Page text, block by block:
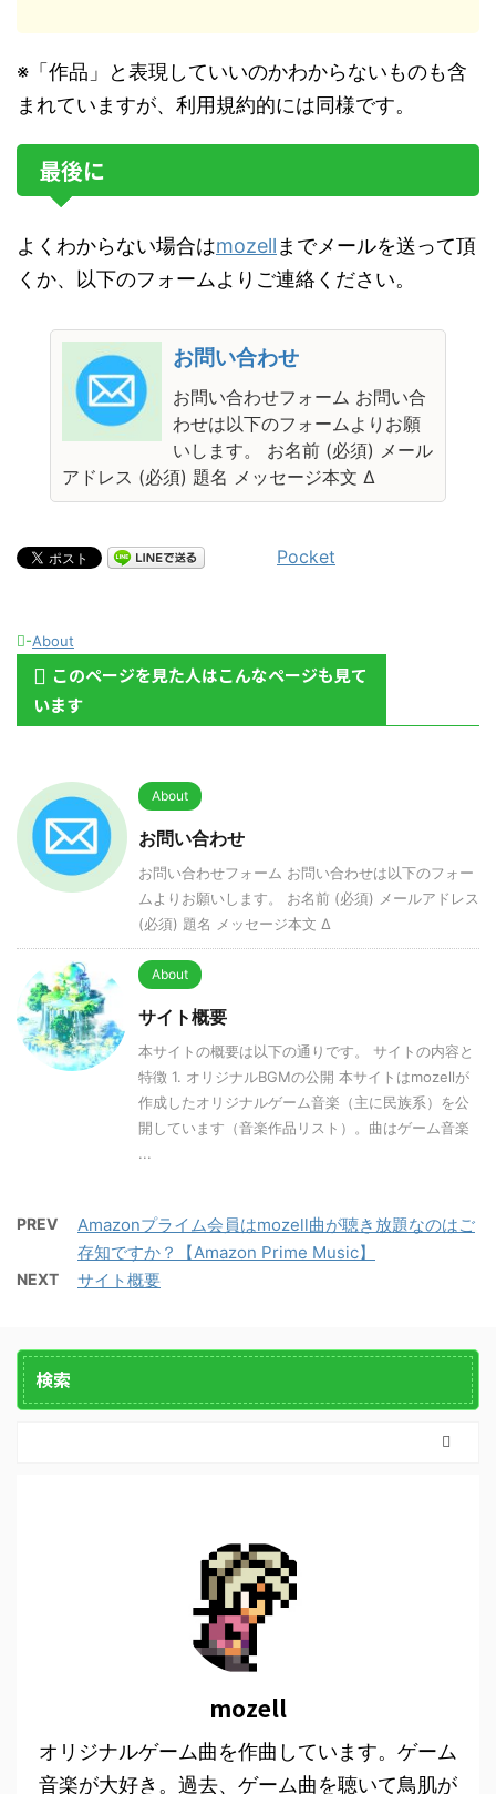
※「作品」と表現していいのかわからないものも含
まれていますが、利用規約的には同様です。
最後に
よくわからない場合はmozell までメールを送って頂
くか、以下のフォームよりご連絡ください。
お問い合わせ
お問い合わせフォーム お問い合
わせは以下のフォームよりお願
いします。 お名前 (必須) メール
アドレス (必須) 題名 メッセージ本文 Δ
Pocket
-About
このページを見た人はこんなページも見て
います
About
お問い合わせ
お問い合わせフォーム お問い合わせは以下のフォー
ムよりお願いします。 お名前 (必須) メールアドレス
(必須) 題名 メッセージ本文 Δ
About
サイト概要
本サイトの概要は以下の通りです。 サイトの内容と
特徴 1. オリジナルBGMの公開 本サイトはmozellが
作成したオリジナルゲーム音楽（主に民族系）を公
開しています（音楽作品リスト）。曲はゲーム音楽
...
PREV
Amazonプライム会員はmozell曲が聴き放題なのはご
存知ですか？【Amazon Prime Music】
NEXT サイト概要
検索
mozell
オリジナルゲーム曲を作曲しています。ゲーム
音楽が大好き。過去、ゲーム曲を聴いて鳥肌が